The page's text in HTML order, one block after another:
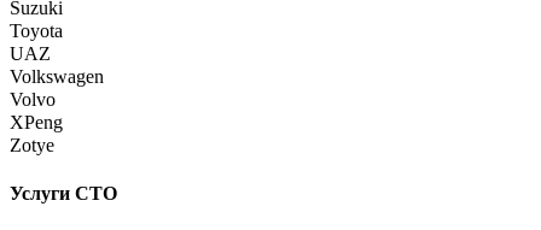
Suzuki
Toyota
UAZ
Volkswagen
Volvo
XPeng
Zotye
Услуги СТО